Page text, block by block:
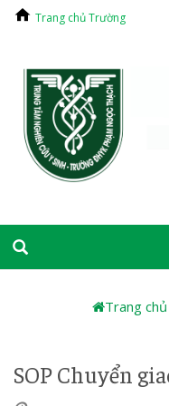
Trang chủ Trường
Trang chủ
SOP Chuyển